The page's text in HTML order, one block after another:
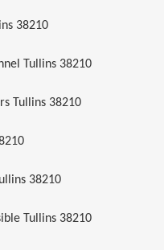
38210
Tullins 38210
Tullins 38210
38210
Tullins 38210